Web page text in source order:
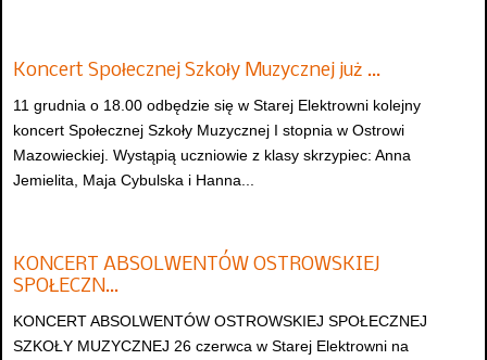
Koncert Społecznej Szkoły Muzycznej już …
11 grudnia o 18.00 odbędzie się w Starej Elektrowni kolejny
koncert Społecznej Szkoły Muzycznej I stopnia w Ostrowi
Mazowieckiej. Wystąpią uczniowie z klasy skrzypiec: Anna
Jemielita, Maja Cybulska i Hanna...
KONCERT ABSOLWENTÓW OSTROWSKIEJ
SPOŁECZN…
KONCERT ABSOLWENTÓW OSTROWSKIEJ SPOŁECZNEJ
SZKOŁY MUZYCZNEJ 26 czerwca w Starej Elektrowni na